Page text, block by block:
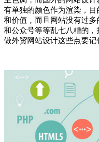
有单独的颜色作为渲染，
和价值，而且网站没有过
和公众号等等乱七八糟的
做外贸网站设计这些点要记